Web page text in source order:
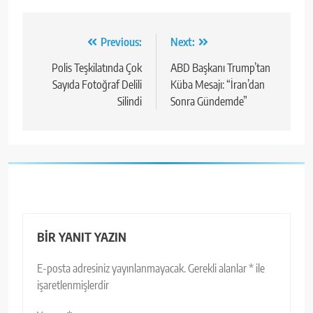
gezinmesi
Previous:
Polis Teşkilatında Çok
Sayıda Fotoğraf Delili
Silindi
Next:
ABD Başkanı Trump’tan
Küba Mesajı: “İran’dan
Sonra Gündemde”
BIR YANIT YAZIN
E-posta adresiniz yayınlanmayacak.Gerekli alanlar* ile
işaretlenmişlerdir